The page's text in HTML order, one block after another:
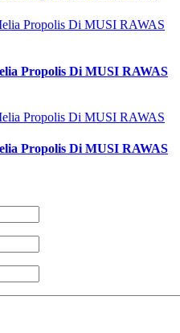
Propolis Di MUSI RAWAS
Propolis Di MUSI RAWAS